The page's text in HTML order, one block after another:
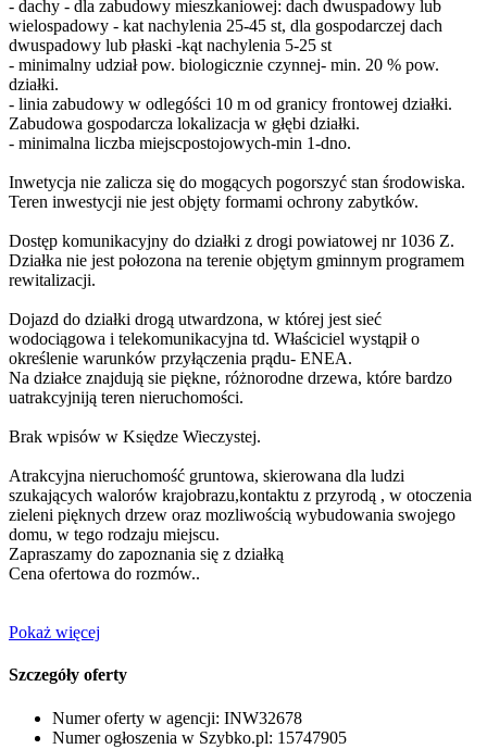
- dachy - dla zabudowy mieszkaniowej: dach dwuspadowy lub
wielospadowy - kat nachylenia 25-45 st, dla gospodarczej dach
dwuspadowy lub płaski -kąt nachylenia 5-25 st
- minimalny udział pow. biologicznie czynnej- min. 20 % pow.
działki.
- linia zabudowy w odlegóści 10 m od granicy frontowej działki.
Zabudowa gospodarcza lokalizacja w głębi działki.
- minimalna liczba miejscpostojowych-min 1-dno.
Inwetycja nie zalicza się do mogących pogorszyć stan środowiska.
Teren inwestycji nie jest objęty formami ochrony zabytków.
Dostęp komunikacyjny do działki z drogi powiatowej nr 1036 Z.
Działka nie jest połozona na terenie objętym gminnym programem
rewitalizacji.
Dojazd do działki drogą utwardzona, w której jest sieć
wodociągowa i telekomunikacyjna td. Właściciel wystąpił o
określenie warunków przyłączenia prądu- ENEA.
Na działce znajdują sie piękne, różnorodne drzewa, które bardzo
uatrakcyjniją teren nieruchomości.
Brak wpisów w Księdze Wieczystej.
Atrakcyjna nieruchomość gruntowa, skierowana dla ludzi
szukających walorów krajobrazu,kontaktu z przyrodą , w otoczenia
zieleni pięknych drzew oraz mozliwością wybudowania swojego
domu, w tego rodzaju miejscu.
Zapraszamy do zapoznania się z działką
Cena ofertowa do rozmów..
Pokaż więcej
Szczegóły oferty
Numer oferty w agencji: INW32678
Numer ogłoszenia w Szybko.pl: 15747905